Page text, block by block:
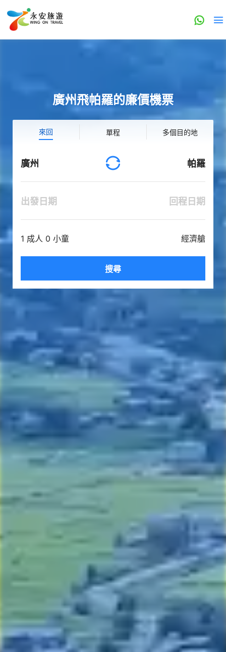
廣州飛帕羅的廉價機票
來回 單程 多個目的地
廣州 帕羅
出發日期 回程日期
1 成人 0 小童 經濟艙
搜尋